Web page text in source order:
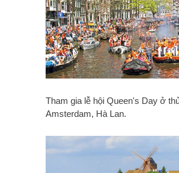
Tham gia lễ hội Queen's Day ở
Amsterdam, Hà Lan.